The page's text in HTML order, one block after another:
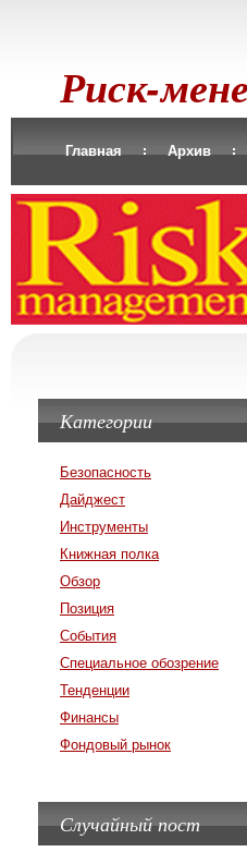
Риск-
Главная Архив
Категории
Безопасность
Дайджест
Инструменты
Книжная полка
Обзор
Позиция
События
Специальное обозрение
Тенденции
Финансы
Фондовый рынок
Случайный пост